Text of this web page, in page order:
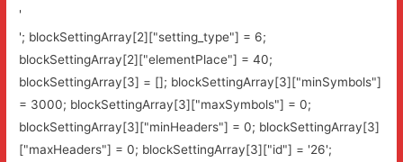
'
'; blockSettingArray[2]["setting_type"] = 6;
blockSettingArray[2]["elementPlace"] = 40;
blockSettingArray[3] = []; blockSettingArray[3]["minSymbols"]
= 3000; blockSettingArray[3]["maxSymbols"] = 0;
blockSettingArray[3]["minHeaders"] = 0; blockSettingArray[3]
["maxHeaders"] = 0; blockSettingArray[3]["id"] = '26';